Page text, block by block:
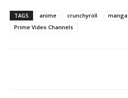
TAGS anime crunchyroll manga
Prime Video Channels